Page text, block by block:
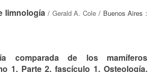
limnología / Gerald A. Cole / Buenos Aires :
comparada de los mamíferos
1, Parte 2, fascículo 1. Osteología.